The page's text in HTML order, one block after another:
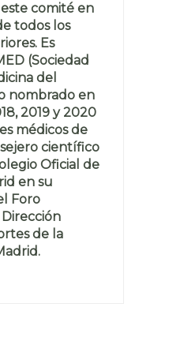
comité en
todos los
Es
(Sociedad
del
nombrado en
2019 y 2020
médicos de
científico
Oficial de
en su
Foro
de la